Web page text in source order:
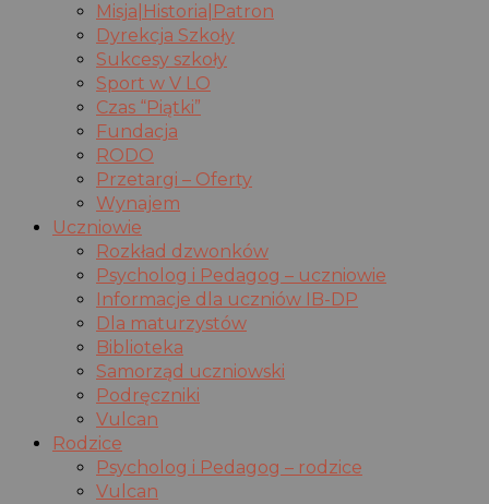
Misja|Historia|Patron
Dyrekcja Szkoły
Sukcesy szkoły
Sport w V LO
Czas “Piątki”
Fundacja
RODO
Przetargi – Oferty
Wynajem
Uczniowie
Rozkład dzwonków
Psycholog i Pedagog – uczniowie
Informacje dla uczniów IB-DP
Dla maturzystów
Biblioteka
Samorząd uczniowski
Podręczniki
Vulcan
Rodzice
Psycholog i Pedagog – rodzice
Vulcan